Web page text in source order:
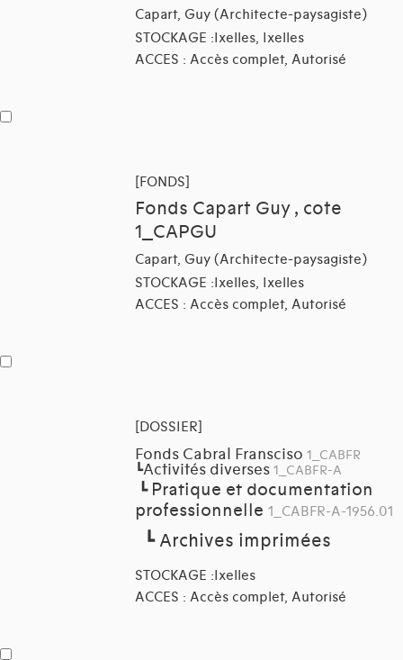
Capart, Guy (Architecte-paysagiste)
STOCKAGE :Ixelles, Ixelles
ACCES : Accès complet, Autorisé
[FONDS]
Fonds Capart Guy , cote
1_CAPGU
Capart, Guy (Architecte-paysagiste)
STOCKAGE :Ixelles, Ixelles
ACCES : Accès complet, Autorisé
[DOSSIER]
Fonds Cabral Fransciso 1_CABFR
┗Activités diverses 1_CABFR-A
┗ Pratique et documentation
professionnelle 1_CABFR-A-1956.01
┗Archives imprimées
STOCKAGE :Ixelles
ACCES : Accès complet, Autorisé